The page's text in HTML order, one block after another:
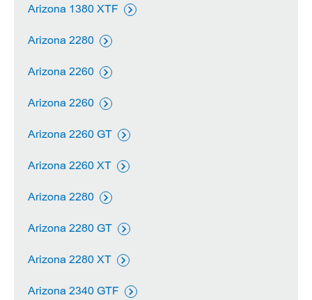
Arizona 1380 XTF 
Arizona 2280 
Arizona 2260 
Arizona 2260 
Arizona 2260 GT 
Arizona 2260 XT 
Arizona 2280 
Arizona 2280 GT 
Arizona 2280 XT 
Arizona 2340 GTF 